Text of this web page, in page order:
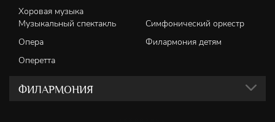
Хоровая музыка
Музыкальный спектакль
Симфонический оркестр
Опера
Филармония детям
Оперетта
ФИЛАРМОНИЯ